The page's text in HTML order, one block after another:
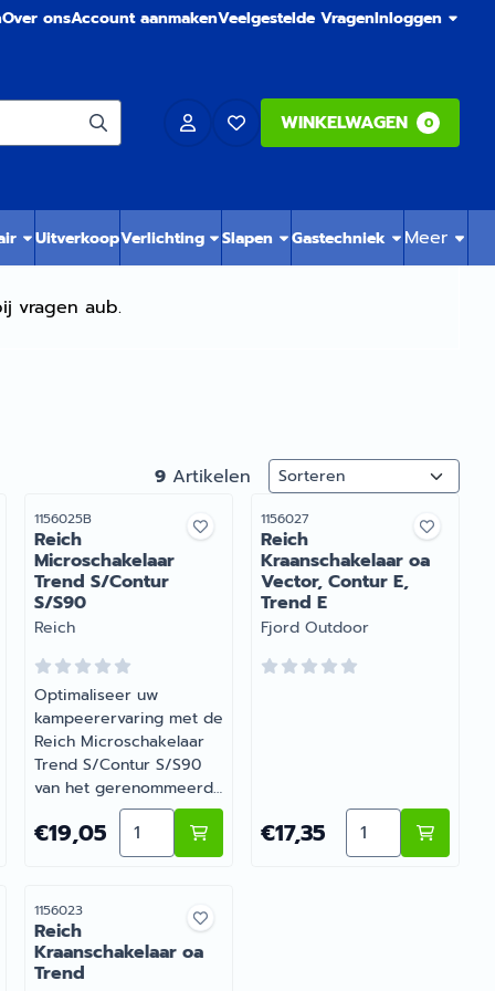
Over onsAccount aanmakenVeelgestelde VragenInloggen
WINKELWAGEN 0
UitverkoopVerlichting Slapen Gastechniek Meer
vragen aub.
9 Artikelen Sorteermethode
Style 2000, 2002, 2005, Monomix
voor Reich Kraanschakelaar oa Trend
Artikelnummer
1156025B
Reich
Microschakelaar
Trend S/Contur
S/S90
Merk:
Reich
Optimaliseer uw
kampeerervaring met de
Reich Microschakelaar
Trend S/Contur S/S90
van het gerenommeerde
merk Reich. Verkrijgbaar
bij Barsema Recreatie,
uw specialist in caravan-
Wij staan garant voor
kwaliteit en
duurzaamheid
onderweg. |
Prijs: 19,05
€19,05 Aantal kiezen voor Reich Microschakelaar
Artikelnummer
1156027
Reich
Kraanschakelaar oa
Vector, Contur E,
Trend E
Merk:
Fjord Outdoor
Prijs: 17,35
€17,35 Aantal kiezen
Artikelnummer
1156023
Reich
Kraanschakelaar oa
Trend